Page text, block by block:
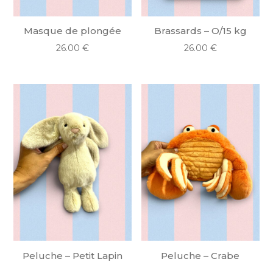
Masque de plongée
26.00€
Brassards – O/15 kg
26.00 €
Peluche – Petit Lapin Peluche – Crabe